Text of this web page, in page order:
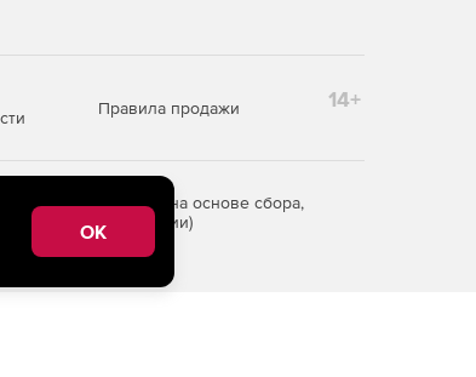
Правила продажи 14+
информации на основе сбора,
Федерации)
OK